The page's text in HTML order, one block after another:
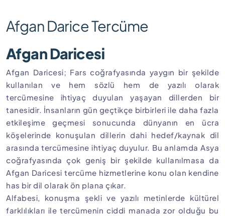
Afgan Darice Tercüme
Afgan Daricesi
Afgan Daricesi; Fars coğrafyasında yaygın bir şekilde
kullanılan ve hem sözlü hem de yazılı olarak
tercümesine ihtiyaç duyulan yaşayan dillerden bir
tanesidir. İnsanların gün geçtikçe birbirleri ile daha fazla
etkileşime geçmesi sonucunda dünyanın en ücra
köşelerinde konuşulan dillerin dahi hedef/kaynak dil
arasında tercümesine ihtiyaç duyulur. Bu anlamda Asya
coğrafyasında çok geniş bir şekilde kullanılmasa da
Afgan Daricesi tercüme hizmetlerine konu olan kendine
has bir dil olarak ön plana çıkar.
Alfabesi, konuşma şekli ve yazılı metinlerde kültürel
farklılıkları ile tercümenin ciddi manada zor olduğu bu